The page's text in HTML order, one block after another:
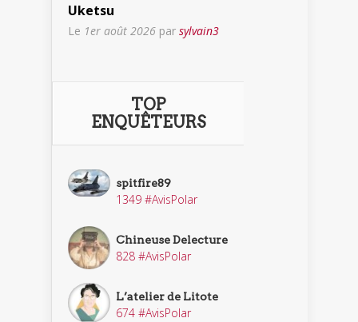
Uketsu
Le 1er août 2026 par sylvain3
TOP
ENQUÊTEURS
spitfire89
1349 #AvisPolar
Chineuse Delecture
828 #AvisPolar
L’atelier de Litote
674 #AvisPolar